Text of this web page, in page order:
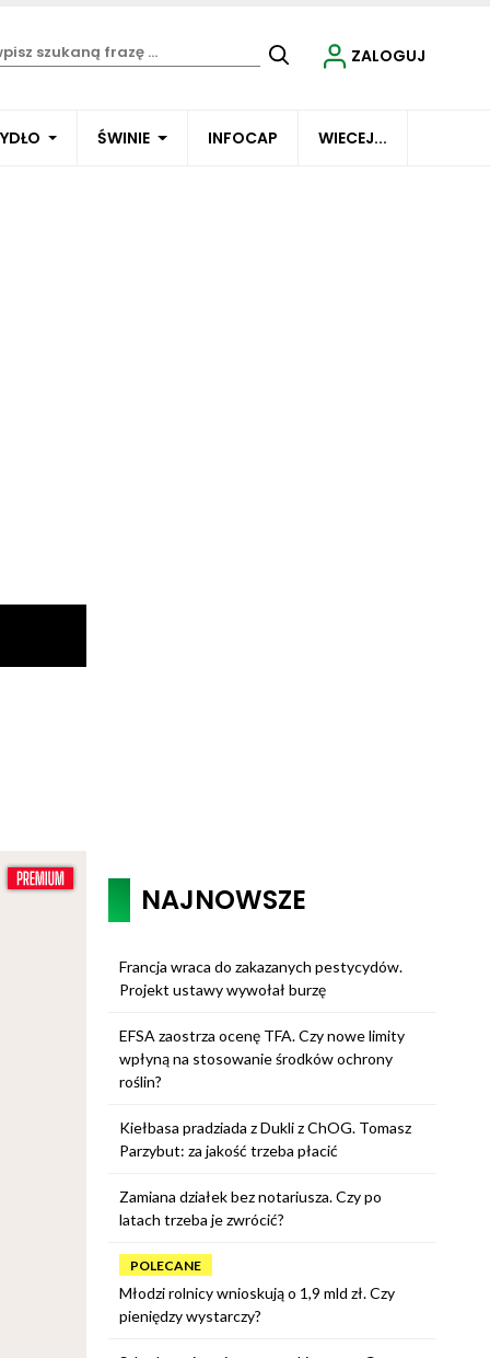
ŚWINIE INFOCAP WIECEJ...
ZALOGUJ
NAJNOWSZE
Francja wraca do zakazanych pestycydów.
Projekt ustawy wywołał burzę
EFSA zaostrza ocenę TFA. Czy nowe limity
wpłyną na stosowanie środków ochrony
roślin?
Kiełbasa pradziada z Dukli z ChOG. Tomasz
Parzybut: za jakość trzeba płacić
Zamiana działek bez notariusza. Czy po
latach trzeba je zwrócić?
POLECANE
Młodzi rolnicy wnioskują o 1,9 mld zł. Czy
pieniędzy wystarczy?